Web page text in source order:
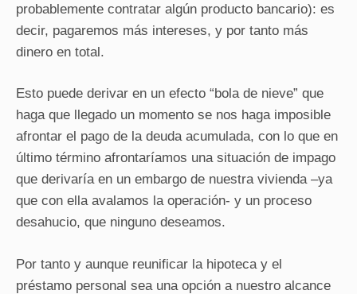
probablemente contratar algún producto bancario): es
decir, pagaremos más intereses, y por tanto más
dinero en total.
Esto puede derivar en un efecto “bola de nieve” que
haga que llegado un momento se nos haga imposible
afrontar el pago de la deuda acumulada, con lo que en
último término afrontaríamos una situación de impago
que derivaría en un embargo de nuestra vivienda –ya
que con ella avalamos la operación- y un proceso
desahucio, que ninguno deseamos.
Por tanto y aunque reunificar la hipoteca y el
préstamo personal sea una opción a nuestro alcance